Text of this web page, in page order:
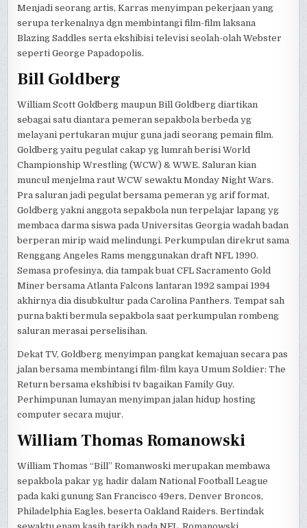
Menjadi seorang artis, Karras menyimpan pekerjaan yang
serupa terkenalnya dgn membintangi film-film laksana
Blazing Saddles serta ekshibisi televisi seolah-olah Webster
seperti George Papadopolis.
Bill Goldberg
William Scott Goldberg maupun Bill Goldberg diartikan
sebagai satu diantara pemeran sepakbola berbeda yg
melayani pertukaran mujur guna jadi seorang pemain film.
Goldberg yaitu pegulat cakap yg lumrah berisi World
Championship Wrestling (WCW) & WWE. Saluran kian
muncul menjelma raut WCW sewaktu Monday Night Wars.
Pra saluran jadi pegulat bersama pemeran yg arif format,
Goldberg yakni anggota sepakbola nun terpelajar lapang yg
membaca darma siswa pada Universitas Georgia wadah badan
berperan mirip waid melindungi. Perkumpulan direkrut sama
Renggang Angeles Rams menggunakan draft NFL 1990.
Semasa profesinya, dia tampak buat CFL Sacramento Gold
Miner bersama Atlanta Falcons lantaran 1992 sampai 1994
akhirnya dia disubkultur pada Carolina Panthers. Tempat sah
purna bakti bermula sepakbola saat perkumpulan rombeng
saluran merasai perselisihan.
Dekat TV, Goldberg menyimpan pangkat kemajuan secara pas
jalan bersama membintangi film-film kaya Umum Soldier: The
Return bersama ekshibisi tv bagaikan Family Guy.
Perhimpunan lumayan menyimpan jalan hidup hosting
computer secara mujur.
William Thomas Romanowski
William Thomas “Bill” Romanwoski merupakan membawa
sepakbola pakar yg hadir dalam National Football League
pada kaki gunung San Francisco 49ers, Denver Broncos,
Philadelphia Eagles, beserta Oakland Raiders. Bertindak